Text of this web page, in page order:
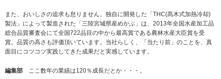
また、おいしさの追求も怠りません。独自に開発した「THC(髙木式加熱冷却)
製法」によって製造された「三陸宮城県産めかぶ」は、2013年全国水産加工品
総合品質審査会にて全国722品目の中から最高賞である農林水産大臣賞を受
賞。品質の高さも評価頂いています。当社らしく、「当たり前」のことを、真
面目にコツコツ実践してきた成果だと実感しています。
編集部 ここ数年の業績は120％成長だとか・・・。